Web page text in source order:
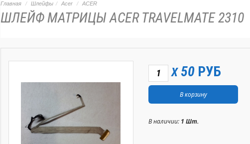
Главная Шлейфы Acer ACER
ШЛЕЙФ МАТРИЦЫ ACER TRAVELMATE 2310
X 50 РУБ
В наличии: 1 Шт.